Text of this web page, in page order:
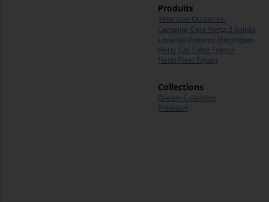
Produits
Véhicules Utilitaires
Camping-Cars Hertz 3 Soleils
Location Voitures Electriques
Hertz Car Sales France
Hertz Fleet Export
Collections
Dream Collection
Premium